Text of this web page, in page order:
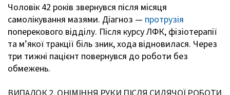
Чоловік 42 років звернувся після місяця
самолікування мазями. Діагноз — протрузія
поперекового відділу. Після курсу ЛФК, фізіотерапії
та м’якої тракції біль зник, хода відновилася. Через
три тижні пацієнт повернувся до роботи без
обмежень.